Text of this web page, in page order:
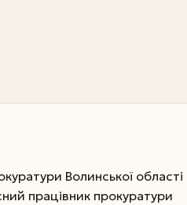
Волинської області
працівник прокуратури